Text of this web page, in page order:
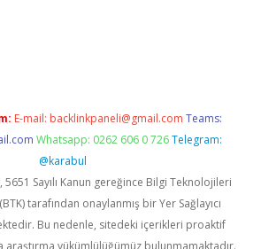
E-mail: backlinkpaneli@gmail.com Teams:
Whatsapp: 0262 606 0 726 Telegram:
@karabul
5651 Sayılı Kanun gereğince Bilgi Teknolojileri
tarafından onaylanmış bir Yer Sağlayıcı
Bu nedenle, sitedeki içerikleri proaktif
yükümlülüğümüz bulunmamaktadır.